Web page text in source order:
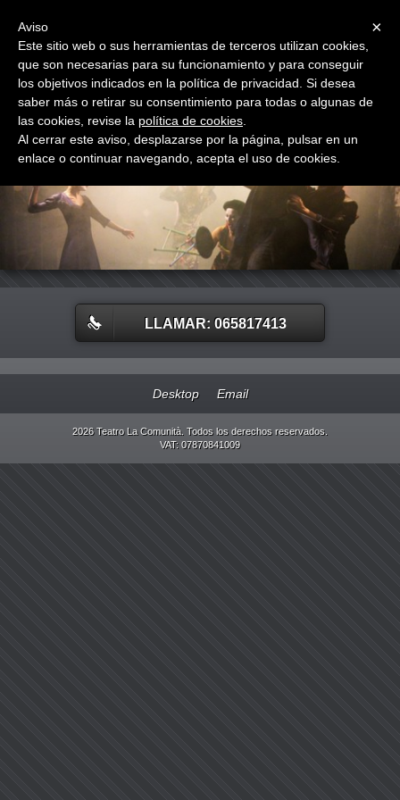
Teatro La Comunità
LLAMAR: 065817413
Desktop Email
2026 Teatro La Comunità. Todos los derechos reservados.
VAT: 07870841009
×
Aviso
Este sitio web o sus herramientas de terceros utilizan cookies,
que son necesarias para su funcionamiento y para conseguir
los objetivos indicados en la política de privacidad. Si desea
saber más o retirar su consentimiento para todas o algunas de
las cookies, revise la política de cookies
Al cerrar este aviso, desplazarse por la página, pulsar en un
enlace o continuar navegando, acepta el uso de cookies.